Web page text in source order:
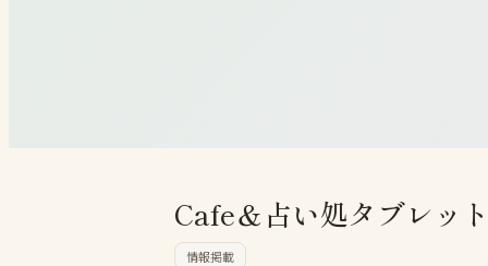
Cafe＆占い処タブレッ
情報掲載